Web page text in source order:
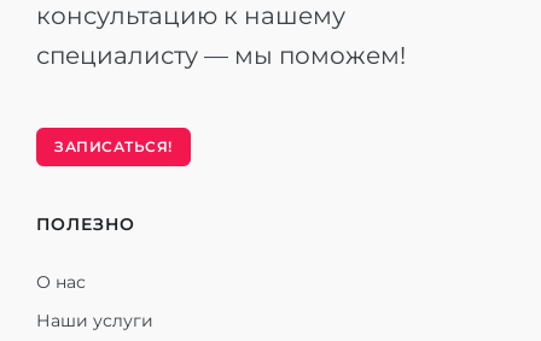
консультацию к нашему
специалисту — мы поможем!
ЗАПИСАТЬСЯ!
ПОЛЕЗНО
О нас
Наши услуги